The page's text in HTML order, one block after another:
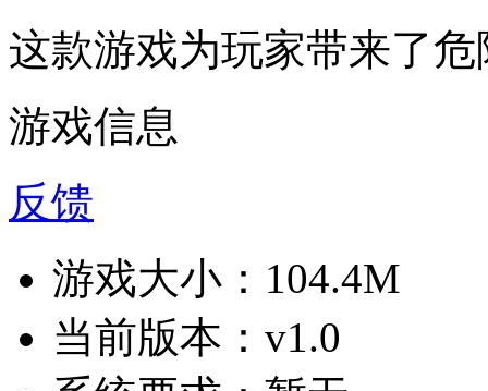
这款游戏为玩家带来了
游戏信息
反馈
游戏大小： 104.4M
当前版本： v1.0